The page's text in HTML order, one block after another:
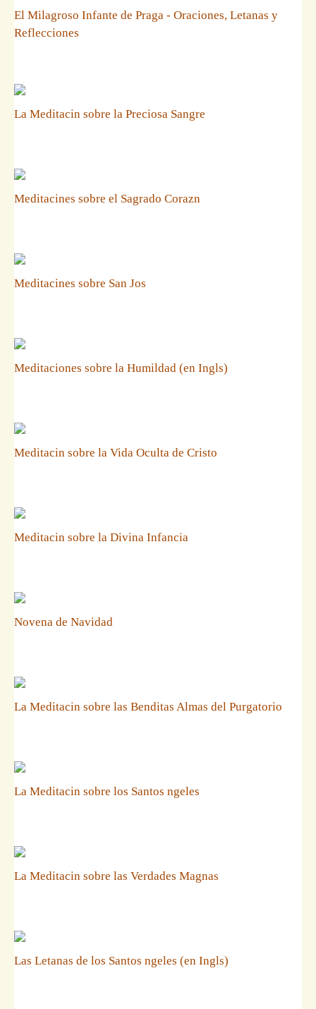
El Milagroso Infante de Praga - Oraciones, Letanas y
Reflecciones
La Meditacin sobre la Preciosa Sangre
Meditacines sobre el Sagrado Corazn
Meditacines sobre San Jos
Meditaciones sobre la Humildad (en Ingls)
Meditacin sobre la Vida Oculta de Cristo
Meditacin sobre la Divina Infancia
Novena de Navidad
La Meditacin sobre las Benditas Almas del Purgatorio
La Meditacin sobre los Santos ngeles
La Meditacin sobre las Verdades Magnas
Las Letanas de los Santos ngeles (en Ingls)